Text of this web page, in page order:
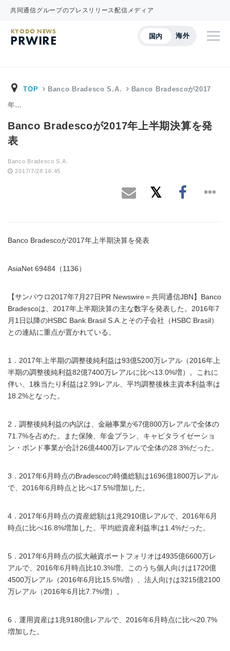
共同通信グループのプレスリリース配信メディア
国内 海外
KYODO NEWS
PRWIRE
TOP Banco Bradesco S.A. Banco Bradescoが2017
年…
Banco Bradescoが2017年上半期決算を発
表
Banco Bradesco S.A.
2017/7/28 16:45
Banco Bradescoが2017年上半期決算を発表
AsiaNet 69484（1136）
【サンパウロ2017年7月27日PR Newswire＝共同通信JBN】Banco
Bradescoは、2017年上半期決算の主な数字を発表した。2016年7
月1日以降のHSBC Bank Brasil S.A.とその子会社（HSBC Brasil）
との連結に重点が置かれている。
1．2017年上半期の調整後純利益は93億5200万レアル（2016年上
半期の調整後純利益82億7400万レアルに比べ13.0%増）。これに
伴い、1株当たり利益は2.99レアル、平均調整後株主資本利益率は
18.2%となった。
2．調整後純利益の内訳は、金融事業が67億800万レアルで全体の
71.7%を占めた。また保険、年金プラン、キャピタライゼーショ
ン・ボンド事業が合計26億4400万レアルで全体の28.3%だった。
3．2017年6月時点のBradescoの時価総額は1696億1800万レアル
で、2016年6月時点と比べ17.5%増加した。
4．2017年6月時点の資産総額は1兆2910億レアルで、2016年6月
時点に比べ16.8%増加した。平均総資産利益率は1.4%だった。
5．2017年6月時点の拡大融資ポートフォリオは4935億6600万レ
アルで、2016年6月時点比10.3%増。このうち個人向けは1720億
4500万レアル（2016年6月比15.5%増）、法人向けは3215億2100
万レアル（2016年6月比7.7%増）。
6．運用資産は1兆9180億レアルで、2016年6月時点に比べ20.7%
増加した。